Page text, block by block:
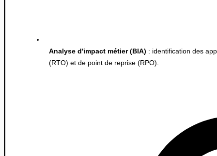
Analyse d'impact métier (BIA) : identification des
(RTO) et de point de reprise (RPO).